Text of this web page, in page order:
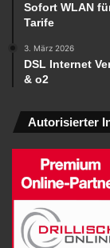
Sofort WLAN
Tarife
3. März 2026
DSL Internet
& o2
Autorisierter